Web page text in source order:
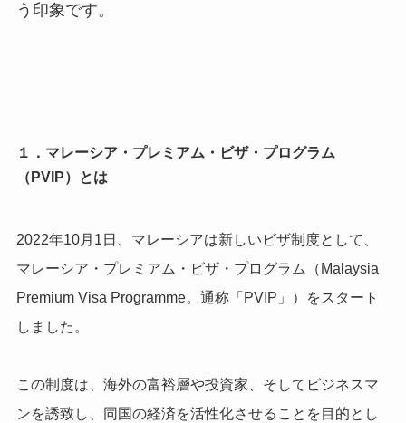
う印象です。
１．マレーシア・プレミアム・ビザ・プログラム
（PVIP）とは
2022年10月1日、マレーシアは新しいビザ制度として、
マレーシア・プレミアム・ビザ・プログラム（Malaysia
Premium Visa Programme。通称「PVIP」）をスタート
しました。
この制度は、海外の富裕層や投資家、そしてビジネスマ
ンを誘致し、同国の経済を活性化させることを目的とし